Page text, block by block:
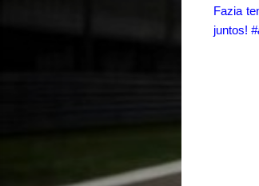
Fazia
juntos!